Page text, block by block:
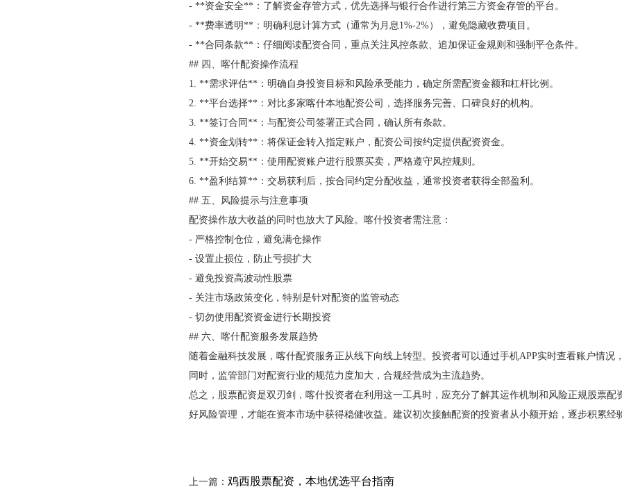
- **资金安全**：了解资金存管方式，优先选择与银行合作进行第三方资金存管的平台。
- **费率透明**：明确利息计算方式（通常为月息1%-2%），避免隐藏收费项目。
- **合同条款**：仔细阅读配资合同，重点关注风控条款、追加保证金规则和强制平仓条件。
## 四、喀什配资操作流程
1. **需求评估**：明确自身投资目标和风险承受能力，确定所需配资金额和杠杆比例。
2. **平台选择**：对比多家喀什本地配资公司，选择服务完善、口碑良好的机构。
3. **签订合同**：与配资公司签署正式合同，确认所有条款。
4. **资金划转**：将保证金转入指定账户，配资公司按约定提供配资资金。
5. **开始交易**：使用配资账户进行股票买卖，严格遵守风控规则。
6. **盈利结算**：交易获利后，按合同约定分配收益，通常投资者获得全部盈利。
## 五、风险提示与注意事项
配资操作放大收益的同时也放大了风险。喀什投资者需注意：
- 严格控制仓位，避免满仓操作
- 设置止损位，防止亏损扩大
- 避免投资高波动性股票
- 关注市场政策变化，特别是针对配资的监管动态
- 切勿使用配资资金进行长期投资
## 六、喀什配资服务发展趋势
随着金融科技发展，喀什配资服务正从线下向线上转型。投资者可以通过手机APP实时查看账户情况
同时，监管部门对配资行业的规范力度加大，合规经营成为主流趋势。
总之，股票配资是双刃剑，喀什投资者在利用这一工具时，应充分了解其运作机制和风险正规股票配
好风险管理，才能在资本市场中获得稳健收益。建议初次接触配资的投资者从小额开始，逐步积累经
上一篇： 鸡西股票配资，本地优选平台指南